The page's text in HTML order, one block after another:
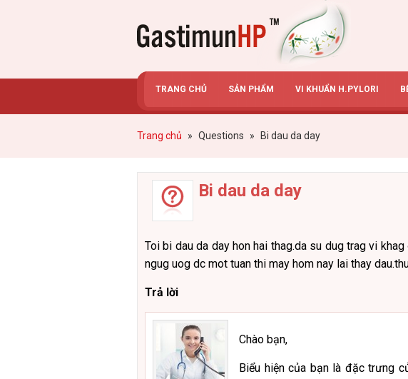
TRANG CHỦ SẢN PHẨM VI KHUẨN H.PYLORI
Trang chủ » Questions » Bi dau da day
Bi dau da day
Toi bi dau da day hon hai thag.da su dug trag vi
ngug uog dc mot tuan thi may hom nay lai thay
Trả lời
Chào bạn,
Biểu hiện của bạn là đặc trưng